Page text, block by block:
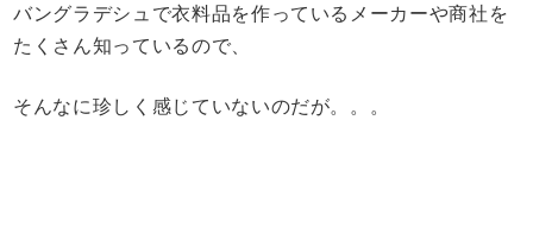
バングラデシュで衣料品を作っているメーカーや商社を
たくさん知っているので、
そんなに珍しく感じていないのだが。。。